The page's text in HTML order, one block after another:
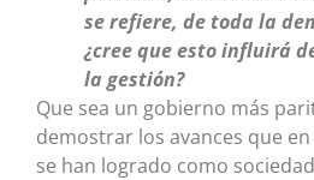
se refiere, de toda la
¿cree que esto influirá
la gestión?
Que sea un gobierno más
demostrar los avances que
se han logrado como